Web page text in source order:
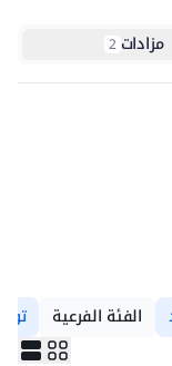
مزادات 2
الفئة الفرعية